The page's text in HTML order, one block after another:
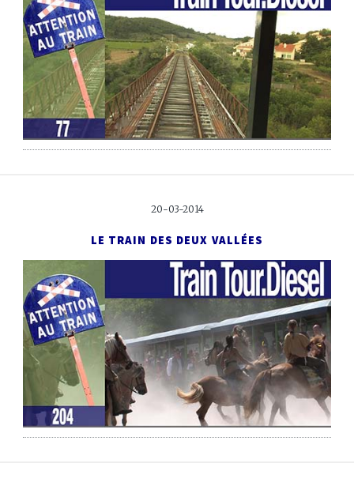
20-03-2014
LE TRAIN DES DEUX VALLÉES